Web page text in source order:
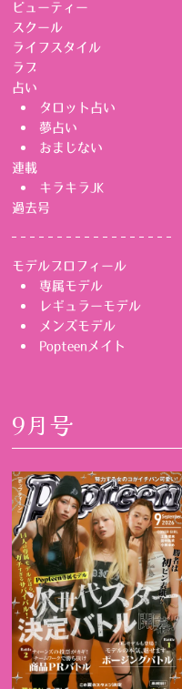
ビューティー
スクール
ライフスタイル
ラブ
占い
タロット占い
夢占い
おまじない
連載
キラキラJK
過去号
モデルプロフィール
専属モデル
レギュラーモデル
メンズモデル
Popteenメイト
9月号